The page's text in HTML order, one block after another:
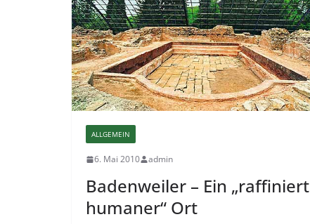
ALLGEMEIN
6. Mai 2010 admin
Badenweiler – Ein „raffiniert
humaner“ Ort